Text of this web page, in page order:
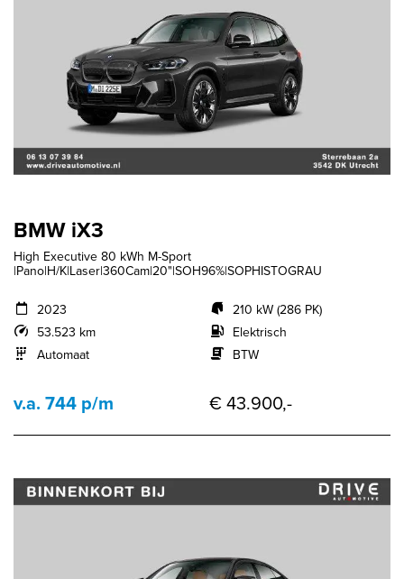
BMW iX3
High Executive 80 kWh M-Sport
|Pano|H/K|Laser|360Cam|20"|SOH96%|SOPHISTOGRAU
2023
53.523 km
Automaat
210 kW (286 PK)
Elektrisch
BTW
v.a. 744 p/m € 43.900,-